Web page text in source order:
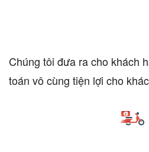
Chúng tôi đưa ra cho khách
toán vô cùng tiện lợi cho